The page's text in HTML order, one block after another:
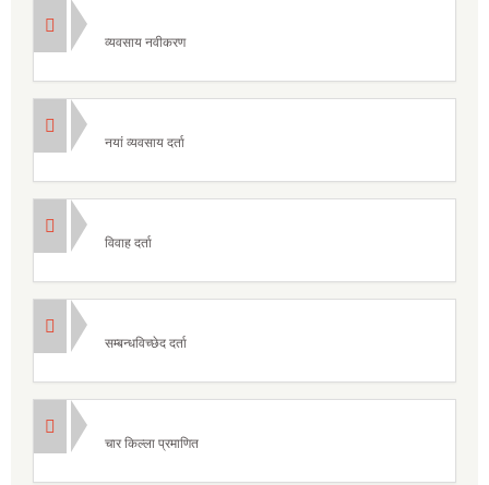
व्यवसाय नवीकरण
नयां व्यवसाय दर्ता
विवाह दर्ता
सम्बन्धविच्छेद दर्ता
चार किल्ला प्रमाणित